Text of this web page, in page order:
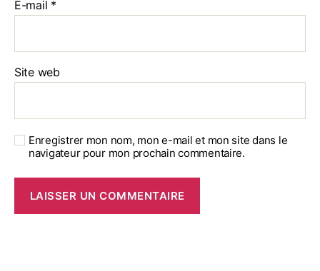
E-mail *
Site web
Enregistrer mon nom, mon e-mail et mon site dans le
navigateur pour mon prochain commentaire.